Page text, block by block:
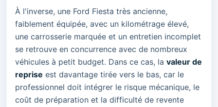
À l'inverse, une Ford Fiesta très ancienne,
faiblement équipée, avec un kilométrage élevé,
une carrosserie marquée et un entretien incomplet
se retrouve en concurrence avec de nombreux
véhicules à petit budget. Dans ce cas, la valeur de
reprise est davantage tirée vers le bas, car le
professionnel doit intégrer le risque mécanique, le
coût de préparation et la difficulté de revente